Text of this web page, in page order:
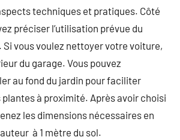
techniques et pratiques. Côté
préciser l’utilisation prévue du
. Si vous voulez nettoyer votre voiture,
du garage. Vous pouvez
au fond du jardin pour faciliter
plantes à proximité. Après avoir choisi
les dimensions nécessaires en
à 1 mètre du sol.